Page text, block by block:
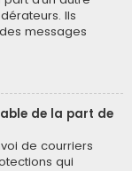
Ils
messages
de la part de
de courriers
qui